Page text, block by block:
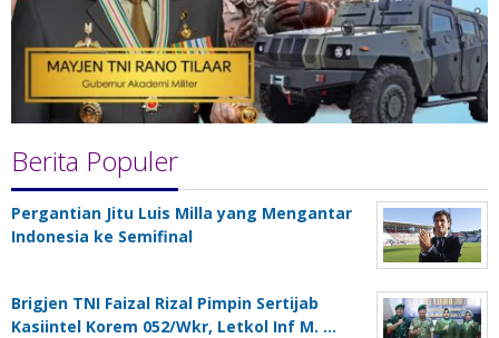
Berita Populer
Pergantian Jitu Luis Milla yang Mengantar
Indonesia ke Semifinal
Brigjen TNI Faizal Rizal Pimpin Sertijab
Kasiintel Korem 052/Wkr, Letkol Inf M. …